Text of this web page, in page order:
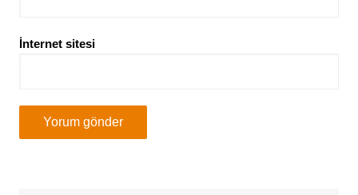
İnternet sitesi